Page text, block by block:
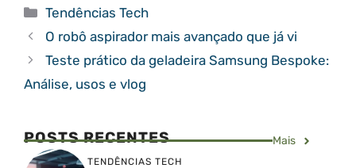
Categorias
Tendências Tech
O robô aspirador mais avançado que já vi
Teste prático da geladeira Samsung Bespoke:
Análise, usos e vlog
POSTS RECENTES Mais
TENDÊNCIAS TECH